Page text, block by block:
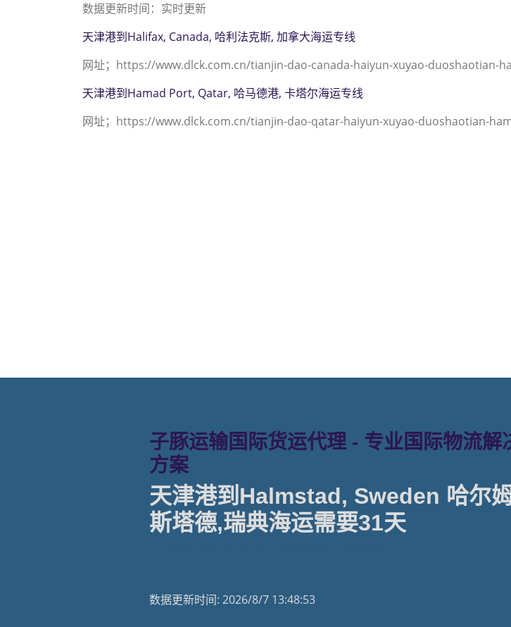
数据更新时间：实时更新
天津港到Halifax, Canada, 哈利法克斯, 加拿大海运专线
网址；https://www.dlck.com.cn/tianjin-dao-canada-haiyun-xuyao-duoshaotian-
天津港到Hamad Port, Qatar, 哈马德港, 卡塔尔海运专线
网址；https://www.dlck.com.cn/tianjin-dao-qatar-haiyun-xuyao-duoshaotian-
子豚运输国际货运代理 - 专业国际物流解
方案
天津港到Halmstad, Sweden 哈尔
斯塔德,瑞典海运需要31天
数据更新时间: 2026/8/7 13:48:53